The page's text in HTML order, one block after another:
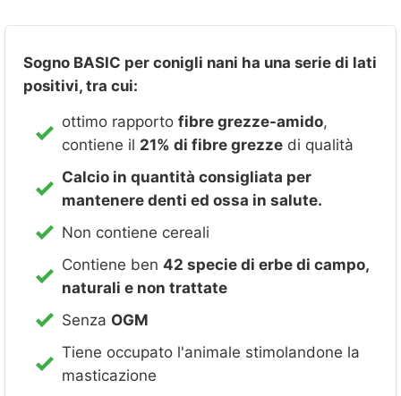
Sogno BASIC per conigli nani ha una serie di lati
positivi, tra cui:
ottimo rapportofibre grezze-amido,
contiene il 21% di fibre grezze di qualità
Calcio in quantità consigliata per
mantenere denti ed ossa in salute.
Non contiene cereali
Contiene ben42 specie di erbe di campo,
naturali e non trattate
Senza OGM
Tiene occupato l'animale stimolandone la
masticazione